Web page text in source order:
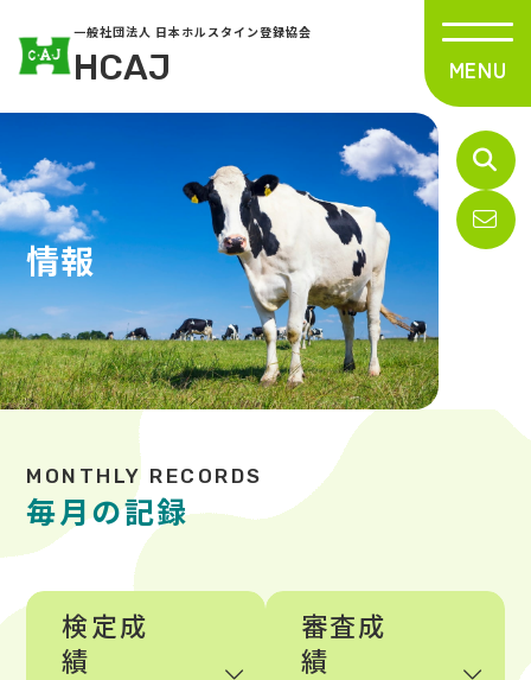
一般社団法人 日本ホルスタイン登録協会
HCAJ
情報
毎月の記録
検定成
績
審査成
績